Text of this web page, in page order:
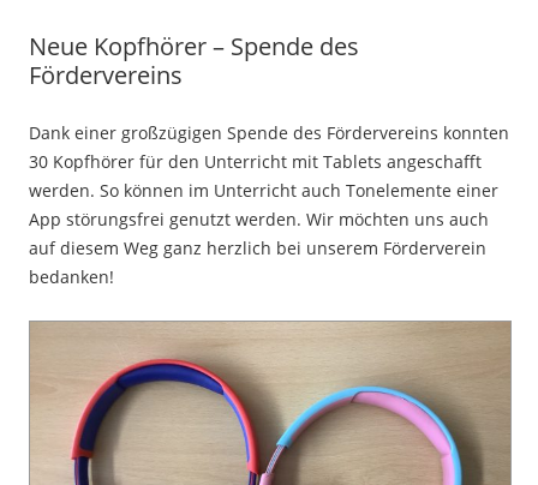
Neue Kopfhörer – Spende des
Fördervereins
Dank einer großzügigen Spende des Fördervereins konnten
30 Kopfhörer für den Unterricht mit Tablets angeschafft
werden. So können im Unterricht auch Tonelemente einer
App störungsfrei genutzt werden. Wir möchten uns auch
auf diesem Weg ganz herzlich bei unserem Förderverein
bedanken!